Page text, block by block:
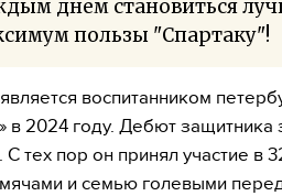
днем становиться
пользы "Спартаку"!
воспитанником
в 2024 году. Дебют защитника
тех пор он принял участие в
и семью голевыми